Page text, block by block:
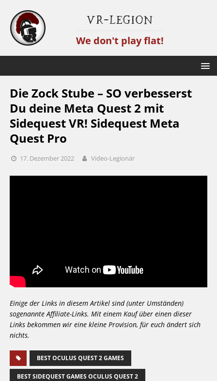
VR-Legion
We don't play flat!
Die Zock Stube – SO verbesserst
Du deine Meta Quest 2 mit
Sidequest VR! Sidequest Meta
Quest Pro
17. Dezember 2022 Video-Legionär
Einige der Links in diesem Artikel sind (unter Umständen)
sogenannte Affiliate-Links. Mit einem Kauf über einen dieser
Links bekommen wir eine kleine Provision, für euch ändert sich
nichts.
BEST OCULUS QUEST 2 GAMES
BEST SIDEQUEST GAMES OCULUS QUEST 2